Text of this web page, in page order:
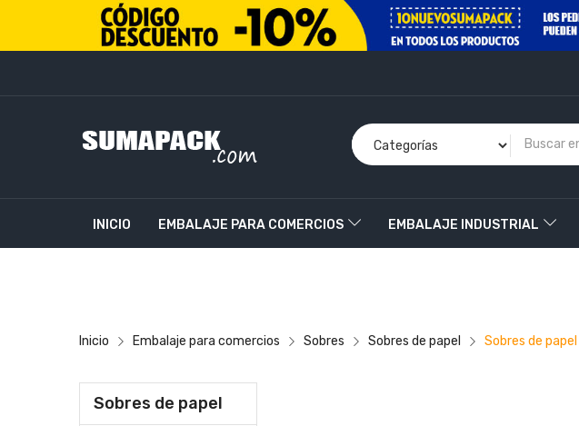
INICIO EMBALAJE PARA COMERCIOS EMBALAJE INDUSTRIAL
Inicio Embalaje para comercios Sobres Sobres de papel Sobres de papel
Sobres de papel